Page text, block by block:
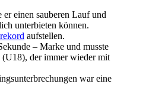
einen sauberen Lauf und
unterbieten können.
aufstellen.
– Marke und musste
(U18), der immer wieder mit
war eine